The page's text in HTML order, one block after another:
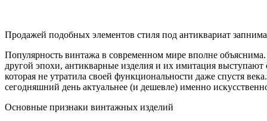
Продажей подобных элементов стиля под антиквариат
Популярность винтажа в современном мире вполне
другой эпохи, антикварные изделия и их имитация
которая не утратила своей функциональности даже спустя
сегодняшний день актуальнее (и дешевле) именно
Основные признаки винтажных изделий